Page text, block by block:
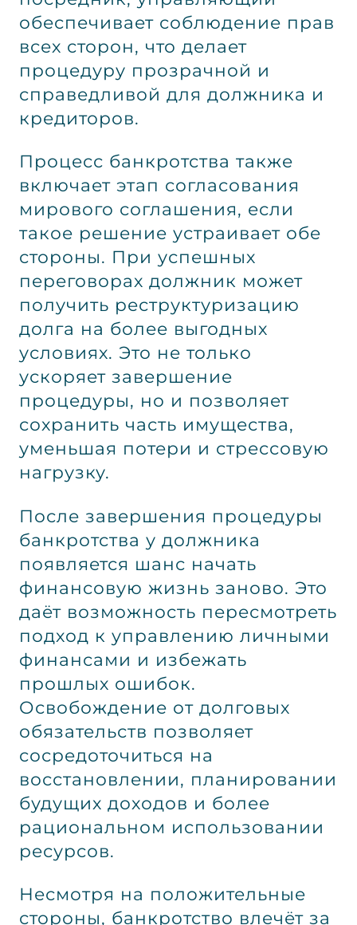
обеспечивает соблюдение прав
всех сторон, что делает
процедуру прозрачной и
справедливой для должника и
кредиторов.
Процесс банкротства также
включает этап согласования
мирового соглашения, если
такое решение устраивает обе
стороны. При успешных
переговорах должник может
получить реструктуризацию
долга на более выгодных
условиях. Это не только
ускоряет завершение
процедуры, но и позволяет
сохранить часть имущества,
уменьшая потери и стрессовую
нагрузку.
После завершения процедуры
банкротства у должника
появляется шанс начать
финансовую жизнь заново. Это
даёт возможность пересмотреть
подход к управлению личными
финансами и избежать
прошлых ошибок.
Освобождение от долговых
обязательств позволяет
сосредоточиться на
восстановлении, планировании
будущих доходов и более
рациональном использовании
ресурсов.
Несмотря на положительные
стороны, банкротство влечёт за